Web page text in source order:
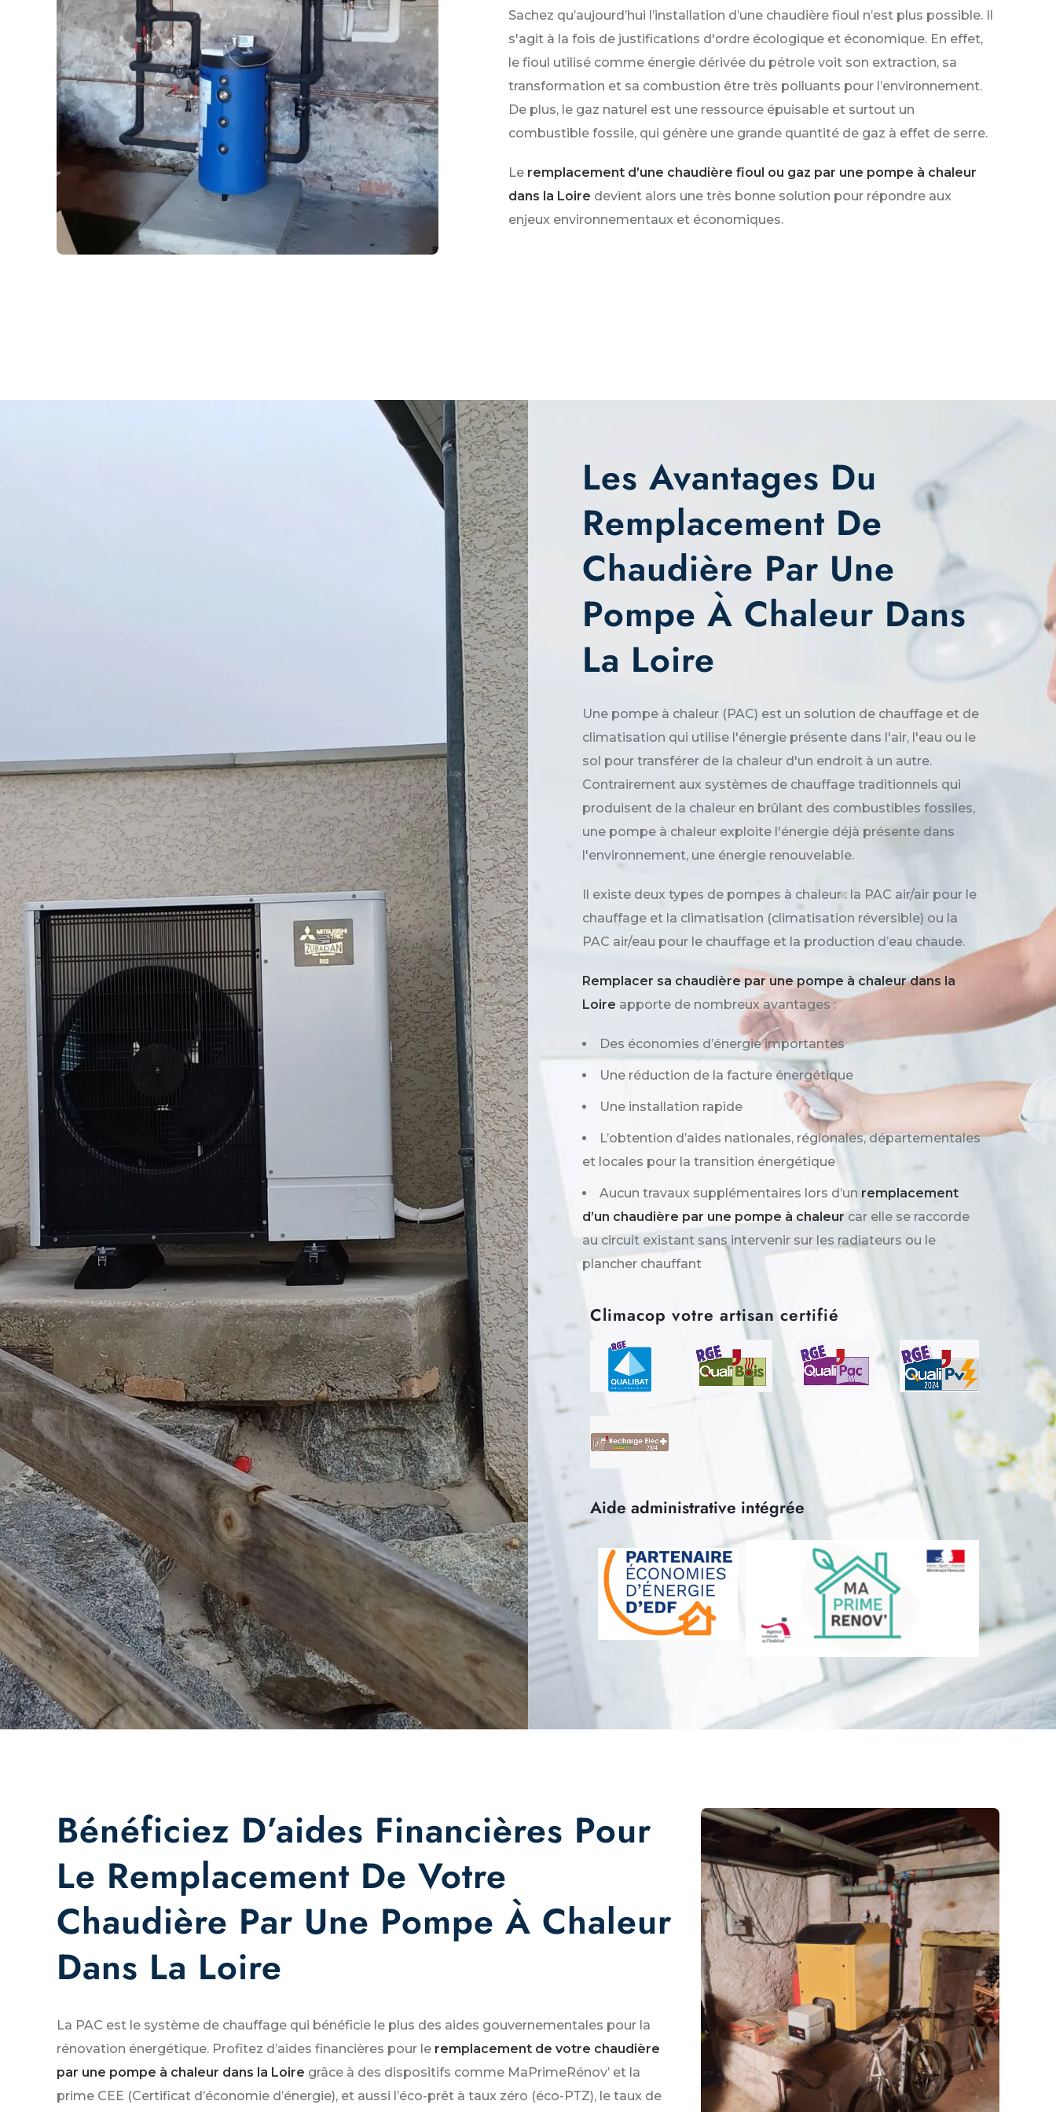
Sachez qu’aujourd’hui l’installation d’une chaudière fioul n’est plus possible. Il
s'agit à la fois de justifications d'ordre écologique et économique. En effet,
le fioul utilisé comme énergie dérivée du pétrole voit son extraction, sa
transformation et sa combustion être très polluants pour l’environnement.
De plus, le gaz naturel est une ressource épuisable et surtout un
combustible fossile, qui génère une grande quantité de gaz à effet de serre.
Le remplacement d’une chaudière fioul ou gaz par une pompe à chaleur
dans la Loire devient alors une très bonne solution pour répondre aux
enjeux environnementaux et économiques.
Les Avantages Du
Remplacement De
Chaudière Par Une
Pompe À Chaleur Dans
La Loire
Une pompe à chaleur (PAC) est un solution de chauffage et de
climatisation qui utilise l'énergie présente dans l'air, l'eau ou le
sol pour transférer de la chaleur d'un endroit à un autre.
Contrairement aux systèmes de chauffage traditionnels qui
produisent de la chaleur en brûlant des combustibles fossiles,
une pompe à chaleur exploite l'énergie déjà présente dans
l'environnement, une énergie renouvelable.
Il existe deux types de pompes à chaleur : la PAC air/air pour le
chauffage et la climatisation (climatisation réversible) ou la
PAC air/eau pour le chauffage et la production d’eau chaude.
Remplacer sa chaudière par une pompe à chaleur dans la
Loire apporte de nombreux avantages :
Des économies d’énergie importantes
Une réduction de la facture énergétique
Une installation rapide
L’obtention d’aides nationales, régionales, départementales
et locales pour la transition énergétique
Aucun travaux supplémentaires lors d’un remplacement
d’un chaudière par une pompe à chaleur car elle se raccorde
au circuit existant sans intervenir sur les radiateurs ou le
plancher chauffant
Climacop votre artisan certifié
Aide administrative intégrée
Bénéficiez D’aides Financières Pour
Le Remplacement De Votre
Chaudière Par Une Pompe À Chaleur
Dans La Loire
La PAC est le système de chauffage qui bénéficie le plus des aides gouvernementales pour la
rénovation énergétique. Profitez d’aides financières pour le remplacement de votre chaudière
par une pompe à chaleur dans la Loire grâce à des dispositifs comme MaPrimeRénov’ et la
prime CEE (Certificat d’économie d’énergie), et aussi l’éco-prêt à taux zéro (éco-PTZ), le taux de